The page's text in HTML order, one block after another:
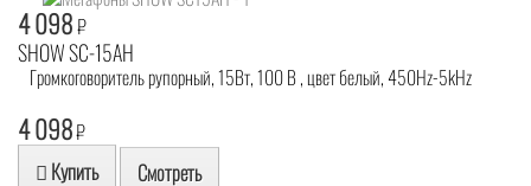
4 098₽
SHOW SC-15AH
Громкоговоритель рупорный, 15Вт, 100 B , цвет белый, 450Hz-5kHz
4 098₽
Купить Смотреть